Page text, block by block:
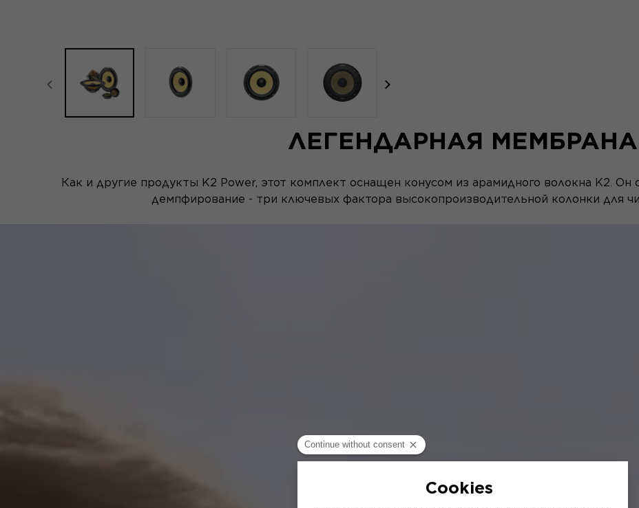
focal-naim-frontent::misc.prev_label focal-naim-frontent::misc.next_label
ЛЕГЕНДАРНАЯ МЕМБРАНА
Как и другие продукты K2 Power, этот комплект оснащен конусом из арамидного волокна K2. Он
демпфирование - три ключевых фактора высокопроизводительной колонки для